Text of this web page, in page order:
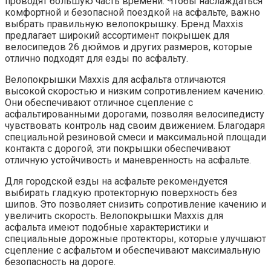
комфортной и безопасной поездкой на асфальте, важно
выбрать правильную велопокрышку. Бренд Maxxis
предлагает широкий ассортимент покрышек для
велосипедов 26 дюймов и других размеров, которые
отлично подходят для езды по асфальту.
Велопокрышки Maxxis для асфальта отличаются
высокой скоростью и низким сопротивлением качению.
Они обеспечивают отличное сцепление с
асфальтированными дорогами, позволяя велосипедисту
чувствовать контроль над своим движением. Благодаря
специальной резиновой смеси и максимальной площади
контакта с дорогой, эти покрышки обеспечивают
отличную устойчивость и маневренность на асфальте.
Для городской езды на асфальте рекомендуется
выбирать гладкую протекторную поверхность без
шипов. Это позволяет снизить сопротивление качению и
увеличить скорость. Велопокрышки Maxxis для
асфальта имеют подобные характеристики и
специальные дорожные протекторы, которые улучшают
сцепление с асфальтом и обеспечивают максимальную
безопасность на дороге.